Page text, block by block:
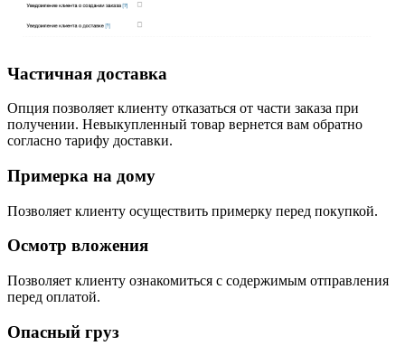
Частичная доставка
Опция позволяет клиенту отказаться от части заказа при
получении. Невыкупленный товар вернется вам обратно
согласно тарифу доставки.
Примерка на дому
Позволяет клиенту осуществить примерку перед покупкой.
Осмотр вложения
Позволяет клиенту ознакомиться с содержимым отправления
перед оплатой.
Опасный груз